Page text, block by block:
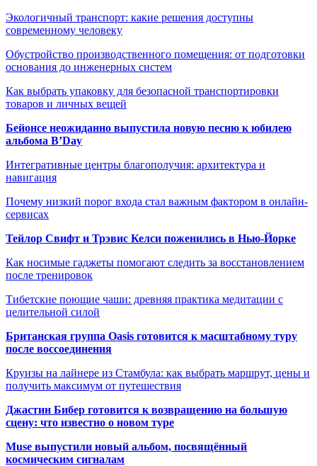
Экологичный транспорт: какие решения доступны
современному человеку
Обустройство производственного помещения: от подготовки
основания до инженерных систем
Как выбрать упаковку для безопасной транспортировки
товаров и личных вещей
Бейонсе неожиданно выпустила новую песню к юбилею
альбома B’Day
Интегративные центры благополучия: архитектура и
навигация
Почему низкий порог входа стал важным фактором в онлайн-
сервисах
Тейлор Свифт и Трэвис Келси поженились в Нью-Йорке
Как носимые гаджеты помогают следить за восстановлением
после тренировок
Тибетские поющие чаши: древняя практика медитации с
целительной силой
Британская группа Oasis готовится к масштабному туру
после воссоединения
Круизы на лайнере из Стамбула: как выбрать маршрут, цены и
получить максимум от путешествия
Джастин Бибер готовится к возвращению на большую
сцену: что известно о новом туре
Muse выпустили новый альбом, посвящённый
космическим сигналам